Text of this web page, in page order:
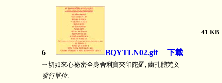
6 BQYTLN02.gif 下載
41
ㄧ切如來心祕密全身舍利寶夾印陀羅, 蘭扎體梵文
發行單位: